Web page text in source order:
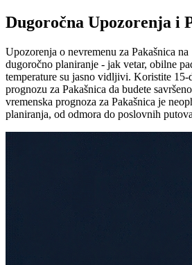
Dugoročna Upozorenja i
Upozorenja o nevremenu za Pakašnica na
dugoročno planiranje - jak vetar, obilne
temperature su jasno vidljivi. Koristite 15-
prognozu za Pakašnica da budete
vremenska prognoza za Pakašnica je
planiranja, od odmora do poslovnih